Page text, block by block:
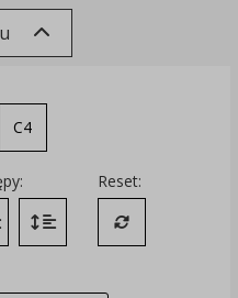
C4
odstęp między literami
Zmień interlinię i margines
Reset:
Przywróć